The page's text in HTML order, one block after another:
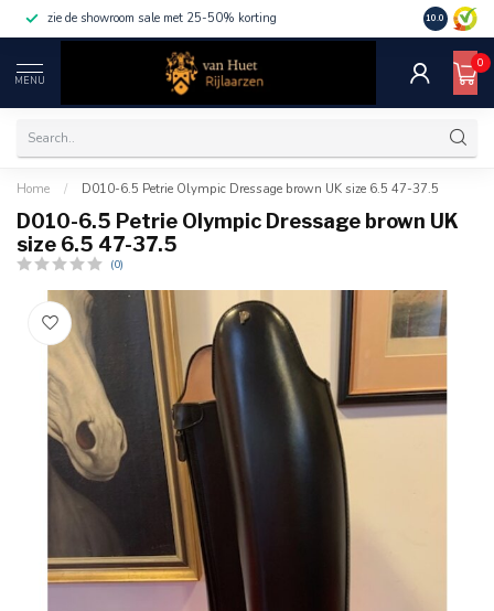
zie de showroom sale met 25-50% korting 10.0
MENU
0
Home / D010-6.5 Petrie Olympic Dressage brown UK size 6.5 47-37.5
D010-6.5 Petrie Olympic Dressage brown UK
size 6.5 47-37.5
(0)